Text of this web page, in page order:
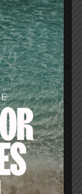
por
una simple
perfecta de
para
como
y plateado,
que
un motor de
garantiza un
Su
prolongado,
de tan solo 2